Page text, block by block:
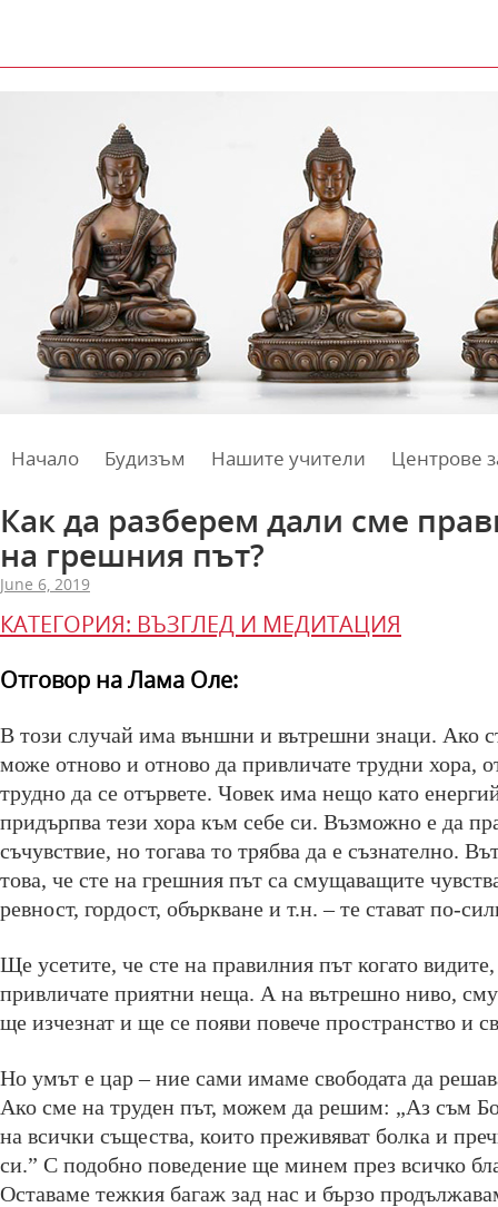
Начало Будизъм Нашите учители Центрове
Как да разберем дали сме
на грешния път?
June 6, 2019
КАТЕГОРИЯ: ВЪЗГЛЕД И МЕДИТАЦИЯ
Отговор на Лама Оле:
В този случай има външни и вътрешни знаци. Ако
може отново и отново да привличате трудни хора,
трудно да се отървете. Човек има нещо като
придърпва тези хора към себе си. Възможно е да
съчувствие, но тогава то трябва да е съзнателно.
това, че сте на грешния път са смущаващите
ревност, гордост, объркване и т.н. – те стават по-
Ще усетите, че сте на правилния път когато
привличате приятни неща. А на вътрешно ниво,
ще изчезнат и ще се появи повече пространство и
Но умът е цар – ние сами имаме свободата да
Ако сме на труден път, можем да решим: „Аз съм
на всички същества, които преживяват болка и
си.” С подобно поведение ще минем през всичко
Оставаме тежкия багаж зад нас и бързо